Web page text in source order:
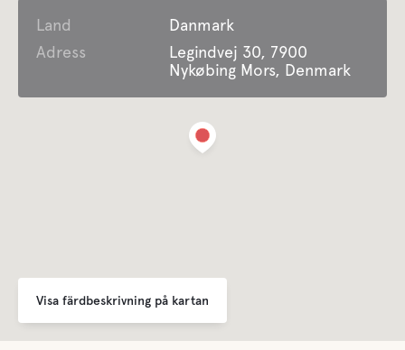
Land
Danmark
Adress
Legindvej 30, 7900
Nykøbing Mors, Denmark
Visa färdbeskrivning på kartan